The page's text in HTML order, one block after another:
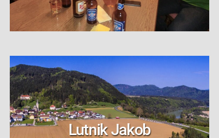
Lutnik Jakob